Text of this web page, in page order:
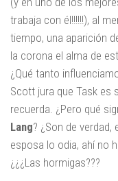
trabaja con él!!!!!!), al
tiempo, una aparición
la corona el alma de
¿Qué tanto
Scott jura que Task es
recuerda. ¿Pero qué
Lang? ¿Son de
esposa lo odia, ahí no
¿¿¿Las hormigas???